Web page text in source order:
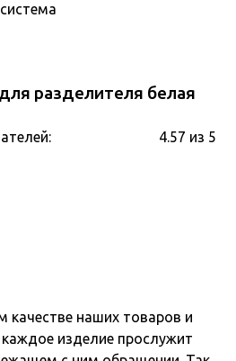
разделителя белая
4.57 из 5
наших товаров и
изделие прослужит